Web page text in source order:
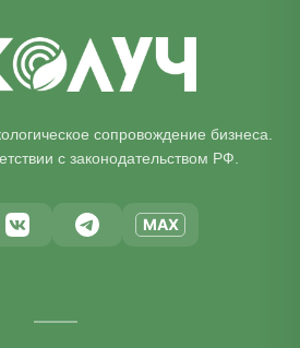
сопровождение бизнеса.
с законодательством РФ.
MAX